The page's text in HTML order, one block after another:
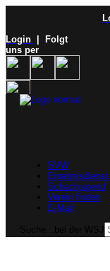
Login
| Folgt
uns per
SVW
Schachjugend
Verein finden
E-Mail